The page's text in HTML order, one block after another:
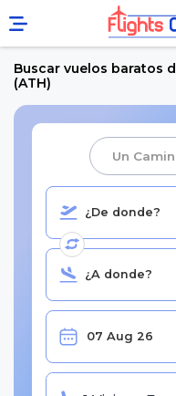
Buscar vuelos baratos
(ATH)
Un